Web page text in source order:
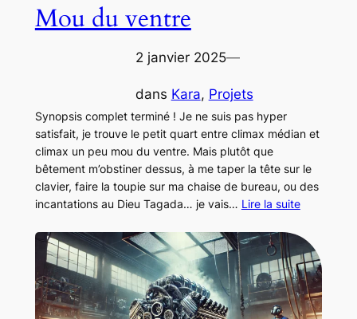
Mou du ventre
2 janvier 2025—
dans Kara, Projets
Synopsis complet terminé ! Je ne suis pas hyper
satisfait, je trouve le petit quart entre climax médian et
climax un peu mou du ventre. Mais plutôt que
bêtement m’obstiner dessus, à me taper la tête sur le
clavier, faire la toupie sur ma chaise de bureau, ou des
incantations au Dieu Tagada… je vais… Lire la suite